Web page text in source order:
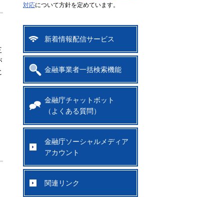
対応について方針を定めています。
新着情報配信サービス
金融事業者一括検索機能
金融庁チャットボット
（よくある質問）
金融庁ソーシャルメディア
アカウント
関連リンク